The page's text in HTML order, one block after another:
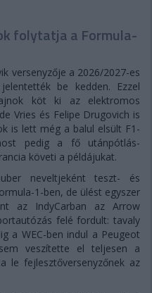
folytatja a Formula-
versenyzője a 2026/2027-es
be kedden. Ezzel
köt ki az elektromos
Vries és Felipe Drugovich is
is lett még a balul elsült F1-
pedig a fő utánpótlás-
követi a példájukat.
neveltjeként teszt- és
1-ben, de ülést egyszer
az IndyCarban az Arrow
felé fordult: tavaly
a WEC-ben indul a Peugeot
veszítette el teljesen a
le fejlesztőversenyzőnek az